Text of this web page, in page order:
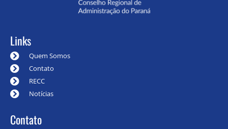
Links
Quem Somos
Contato
RECC
Notícias
Contato